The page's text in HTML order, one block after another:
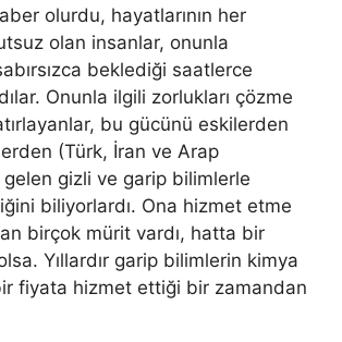
olurdu, hayatlarının her
olan insanlar, onunla
beklediği saatlerce
Onunla ilgili zorlukları çözme
bu gücünü eskilerden
(Türk, İran ve Arap
gizli ve garip bilimlerle
biliyorlardı. Ona hizmet etme
birçok mürit vardı, hatta bir
Yıllardır garip bilimlerin kimya
fiyata hizmet ettiği bir zamandan